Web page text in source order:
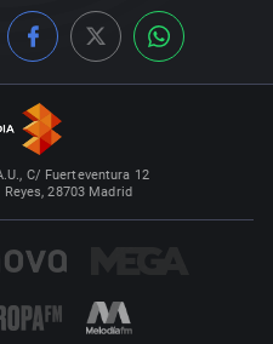
C/ Fuerteventura 12
28703 Madrid